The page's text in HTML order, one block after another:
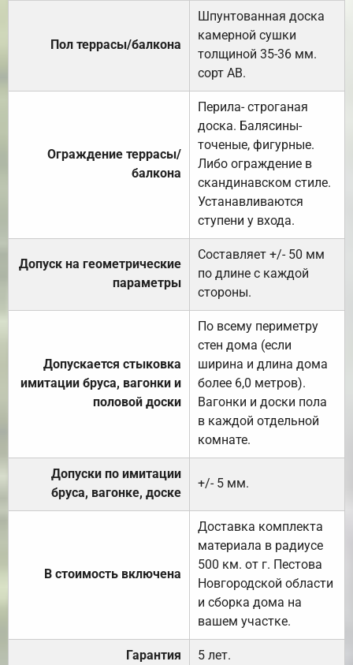
Пол террасы/балкона
Шпунтованная доска
камерной сушки
толщиной 35-36 мм.
сорт АВ.
Ограждение террасы/
балкона
Перила- строганая
доска. Балясины-
точеные, фигурные.
Либо ограждение в
скандинавском стиле.
Устанавливаются
ступени у входа.
Допуск на геометрические
параметры
Составляет +/- 50 мм
по длине с каждой
стороны.
Допускается стыковка
имитации бруса, вагонки и
половой доски
По всему периметру
стен дома (если
ширина и длина дома
более 6,0 метров).
Вагонки и доски пола
в каждой отдельной
комнате.
Допуски по имитации
бруса, вагонке, доске
+/- 5 мм.
В стоимость включена
Доставка комплекта
материала в радиусе
500 км. от г. Пестова
Новгородской области
и сборка дома на
вашем участке.
Гарантия 5 лет.